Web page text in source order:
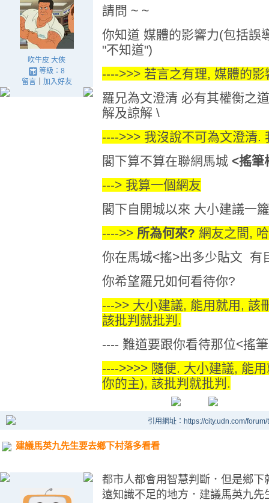
吹牛皮 大俠
等級：8
留言｜ 加入好友
請問 ~ ~
你知道 媒體的影響力(包括誤
"不知道")
---->>> 若言之有理, 媒體的影
羅兄為文澄清 必有其權衡之
解及諒解 \
---->>> 我沒說不可為文澄清.
閣下算不算在聯網馬城 <搖筆
---> 我算一個網友
閣下自開城以來 大小建議一
---->> 所為何來? 網友之間,
你在馬城<搖>出多少貼文 有
你希望羅兄如何看待你?
--->> 大小建議, 能用就用, 該
該批判就批判.
---- 難道要跟你看待那位<搖
---->>>> 隨便. 大小建議, 能
你的主), 該批判就批判.
引用網址：https://city.udn.com/
建議馬英九先生要去鄉下村落多看看
都市人都會用智慧判斷．但是鄉
遠知識不足的地方．建議馬英九